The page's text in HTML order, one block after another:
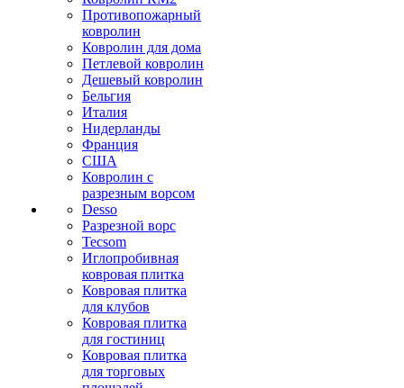
Противопожарный
ковролин
Ковролин для дома
Петлевой ковролин
Дешевый ковролин
Бельгия
Италия
Нидерланды
Франция
США
Ковролин с
разрезным ворсом
Desso
Разрезной ворс
Tecsom
Иглопробивная
ковровая плитка
Ковровая плитка
для клубов
Ковровая плитка
для гостиниц
Ковровая плитка
для торговых